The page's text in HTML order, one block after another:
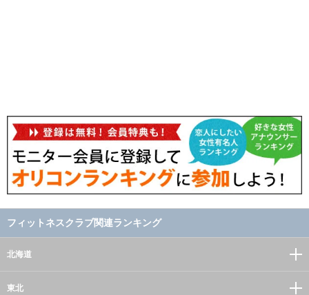
フィットネスクラブ関連ランキング
北海道
東北